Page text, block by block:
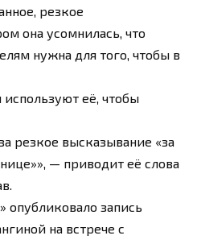
резкое
она усомнилась, что
нужна для того, чтобы в
используют её, чтобы
резкое высказывание «за
— приводит её слова
опубликовало запись
на встрече с